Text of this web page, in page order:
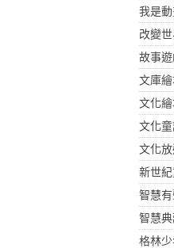
我是
改變
故事
文庫繪
文化
文化
文化
新世
智慧
智慧典
格林